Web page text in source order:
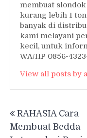
membuat
kurang lebih 1
banyak di
kami melayani
kecil, untuk
WA/HP 0856-
View all posts by
navigation
RAHASIA Cara
Membuat Bedda